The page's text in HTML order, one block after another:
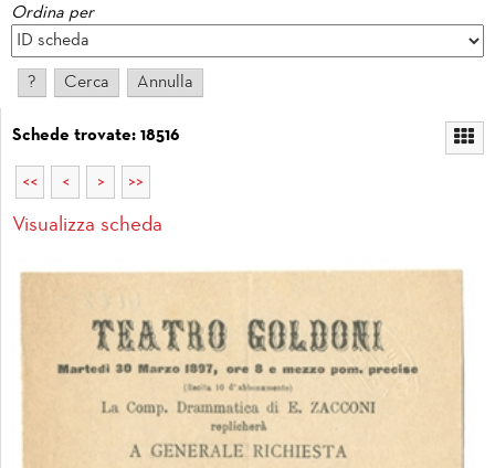
Ordina per
Schede trovate: 18516
<< < > >>
Visualizza scheda